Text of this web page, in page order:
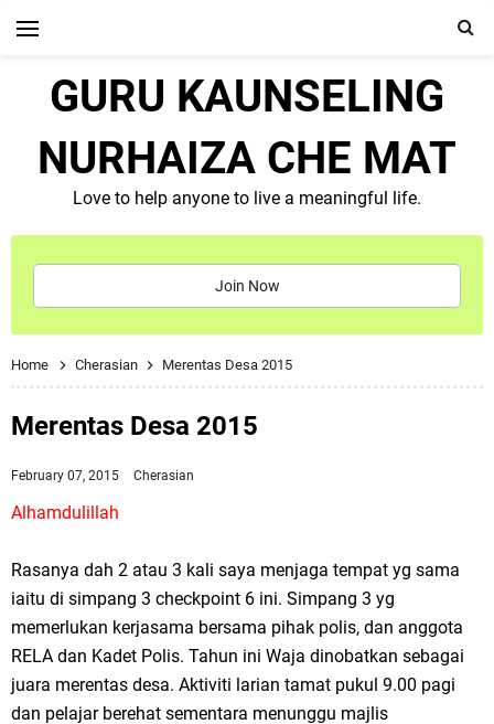
GURU KAUNSELING
NURHAIZA CHE MAT
Love to help anyone to live a meaningful life.
Join Now
Home Cherasian Merentas Desa 2015
Merentas Desa 2015
February 07, 2015 Cherasian
Alhamdulillah
Rasanya dah 2 atau 3 kali saya menjaga tempat yg sama
iaitu di simpang 3 checkpoint 6 ini. Simpang 3 yg
memerlukan kerjasama bersama pihak polis, dan anggota
RELA dan Kadet Polis. Tahun ini Waja dinobatkan sebagai
juara merentas desa. Aktiviti larian tamat pukul 9.00 pagi
dan pelajar berehat sementara menunggu majlis